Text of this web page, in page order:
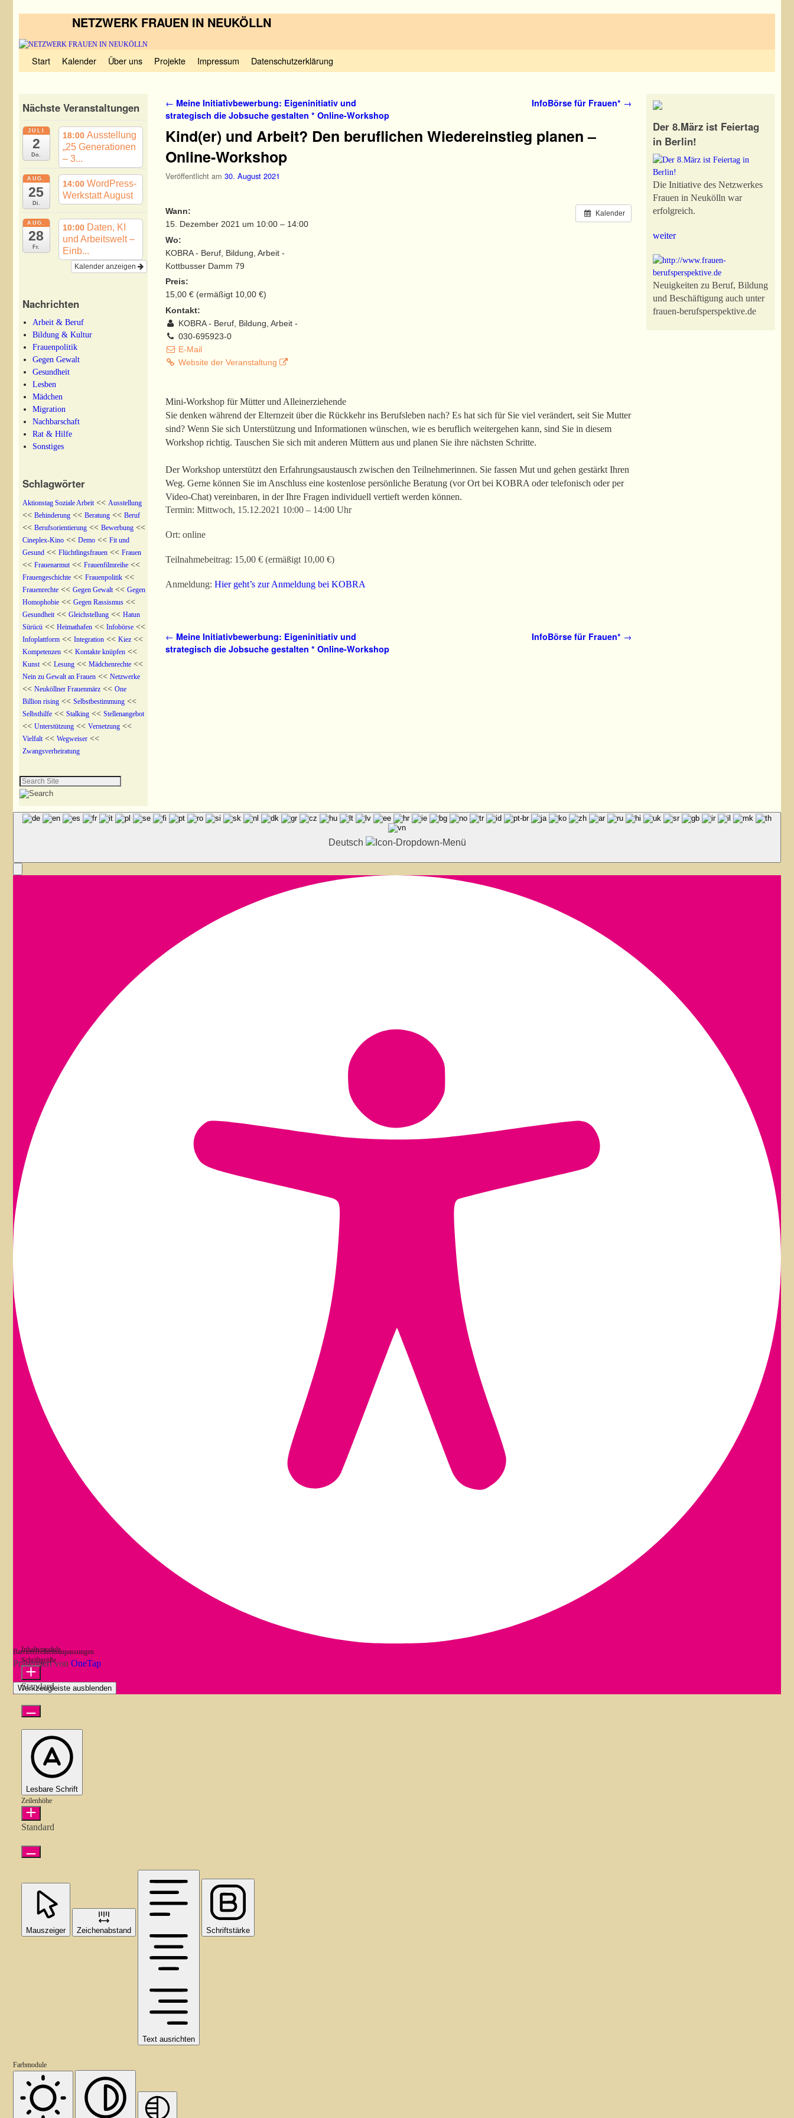
NETZWERK FRAUEN IN NEUKÖLLN
Zum sekundären Inhalt wechseln
Start Kalender Über uns Projekte Impressum Datenschutzerklärung
Nächste Veranstaltungen
JULI
2
Do.
18:00 Ausstellung
„25 Generationen
– 3...
AUG.
25
Di.
14:00 WordPress-
Werkstatt August
AUG.
28
Fr.
10:00 Daten, KI
und Arbeitswelt –
Einb...
Kalender anzeigen
Nachrichten
Arbeit & Beruf
Bildung & Kultur
Frauenpolitik
Gegen Gewalt
Gesundheit
Lesben
Mädchen
Migration
Nachbarschaft
Rat & Hilfe
Sonstiges
Schlagwörter
Aktionstag Soziale Arbeit << Ausstellung
<< Behinderung << Beratung << Beruf
<< Berufsorientierung << Bewerbung <<
Cineplex-Kino << Demo << Fit und
Gesund << Flüchtlingsfrauen << Frauen
<< Frauenarmut << Frauenfilmreihe <<
Frauengeschichte << Frauenpolitik <<
Frauenrechte << Gegen Gewalt << Gegen
Homophobie << Gegen Rassismus <<
Gesundheit << Gleichstellung << Hatun
Sürücü << Heimathafen << Infobörse <<
Infoplattform << Integration << Kiez <<
Kompetenzen << Kontakte knüpfen <<
Kunst << Lesung << Mädchenrechte <<
Nein zu Gewalt an Frauen << Netzwerke
<< Neuköllner Frauenmärz << One
Billion rising << Selbstbestimmung <<
Selbsthilfe << Stalking << Stellenangebot
<< Unterstützung << Vernetzung <<
Vielfalt << Wegweiser <<
Zwangsverheiratung
Artikelnavigation
← Meine Initiativbewerbung: Eigeninitiativ und
strategisch die Jobsuche gestalten * Online-Workshop
InfoBörse für Frauen* →
Kind(er) und Arbeit? Den beruflichen Wiedereinstieg planen –
Online-Workshop
Veröffentlicht am 30. August 2021
Kalender
Wann:
15. Dezember 2021 um 10:00 – 14:00
Wo:
KOBRA - Beruf, Bildung, Arbeit -
Kottbusser Damm 79
Preis:
15,00 € (ermäßigt 10,00 €)
Kontakt:
KOBRA - Beruf, Bildung, Arbeit -
030-695923-0
E-Mail
Website der Veranstaltung
Mini-Workshop für Mütter und Alleinerziehende
Sie denken während der Elternzeit über die Rückkehr ins Berufsleben nach? Es hat sich für Sie viel verändert, seit Sie Mutter
sind? Wenn Sie sich Unterstützung und Informationen wünschen, wie es beruflich weitergehen kann, sind Sie in diesem
Workshop richtig. Tauschen Sie sich mit anderen Müttern aus und planen Sie ihre nächsten Schritte.
Der Workshop unterstützt den Erfahrungsaustausch zwischen den Teilnehmerinnen. Sie fassen Mut und gehen gestärkt Ihren
Weg. Gerne können Sie im Anschluss eine kostenlose persönliche Beratung (vor Ort bei KOBRA oder telefonisch oder per
Video-Chat) vereinbaren, in der Ihre Fragen individuell vertieft werden können.
Termin: Mittwoch, 15.12.2021 10:00 – 14:00 Uhr
Ort: online
Teilnahmebeitrag: 15,00 € (ermäßigt 10,00 €)
Anmeldung: Hier geht’s zur Anmeldung bei KOBRA
Artikelnavigation
← Meine Initiativbewerbung: Eigeninitiativ und
strategisch die Jobsuche gestalten * Online-Workshop
InfoBörse für Frauen* →
Der 8.März ist Feiertag
in Berlin!
Die Initiative des Netzwerkes
Frauen in Neukölln war
erfolgreich.
weiter
Neuigkeiten zu Beruf, Bildung
und Beschäftigung auch unter
frauen-berufsperspektive.de
Deutsch
Barrierefreiheitsanpassungen
Präsentiert von OneTap
Werkzeugleiste ausblenden
Inhaltsmodule
Schriftgröße
Standard
Lesbare Schrift
Zeilenhöhe
Standard
Mauszeiger Zeichenabstand
Text ausrichten
Schriftstärke
Farbmodule